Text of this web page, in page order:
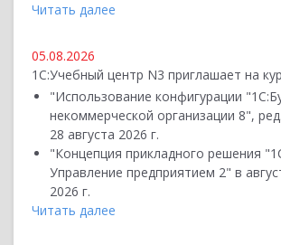
Читать далее
05.08.2026
1С:Учебный центр N3 приглашает на
"Использование конфигурации
некоммерческой организации 8",
28 августа 2026 г.
"Концепция прикладного решения
Управление предприятием 2" в
2026 г.
Читать далее